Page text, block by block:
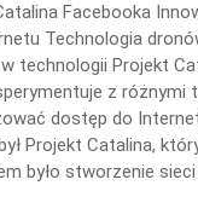
Facebooka
Technologia
technologii Projekt
z różnymi
dostęp do
Projekt Catalina,
było stworzenie